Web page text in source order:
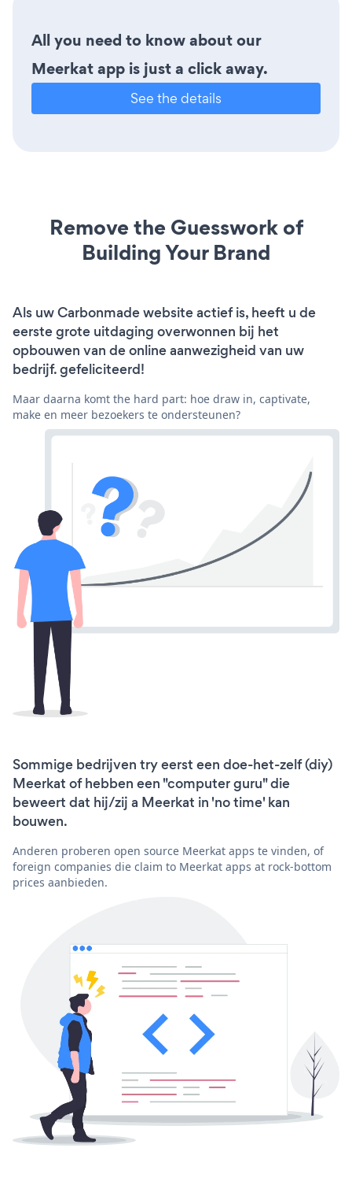
All you need to know about our
Meerkat app is just a click away.
See the details
Remove the Guesswork of
Building Your Brand
Als uw Carbonmade website actief is, heeft u de
eerste grote uitdaging overwonnen bij het
opbouwen van de online aanwezigheid van uw
bedrijf. gefeliciteerd!
Maar daarna komt the hard part: hoe draw in, captivate,
make en meer bezoekers te ondersteunen?
Sommige bedrijven try eerst een doe-het-zelf (diy)
Meerkat of hebben een "computer guru" die
beweert dat hij/zij a Meerkat in 'no time' kan
bouwen.
Anderen proberen open source Meerkat apps te vinden, of
foreign companies die claim to Meerkat apps at rock-bottom
prices aanbieden.